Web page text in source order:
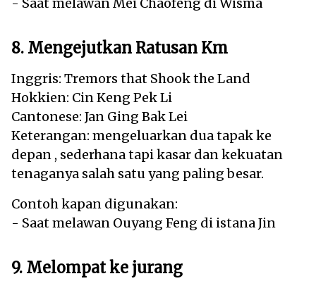
- Saat melawan Mei Chaofeng di Wisma
8. Mengejutkan Ratusan Km
Inggris: Tremors that Shook the Land
Hokkien: Cin Keng Pek Li
Cantonese: Jan Ging Bak Lei
Keterangan: mengeluarkan dua tapak ke
depan , sederhana tapi kasar dan kekuatan
tenaganya salah satu yang paling besar.
Contoh kapan digunakan:
- Saat melawan Ouyang Feng di istana Jin
9. Melompat ke jurang